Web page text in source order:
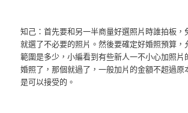
知己：首先要和另一半商量好選照片時誰拍板，
就選了不必要的照片。然後要確定好婚照預算，
範圍是多少，小編看到有些新人一不小心加照片
婚照了，那個就過了，一般加片的金額不超過原
是可以接受的。